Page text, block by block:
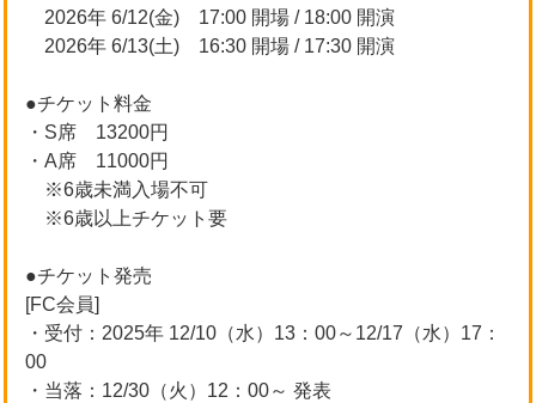
2026年 6/12(金) 17:00 開場 / 18:00 開演
2026年 6/13(土) 16:30 開場 / 17:30 開演
●チケット料金
・S席 13200円
・A席 11000円
※6歳未満入場不可
※6歳以上チケット要
●チケット発売
[FC会員]
・受付：2025年 12/10（水）13：00～12/17（水）17：
00
・当落：12/30（火）12：00～ 発表